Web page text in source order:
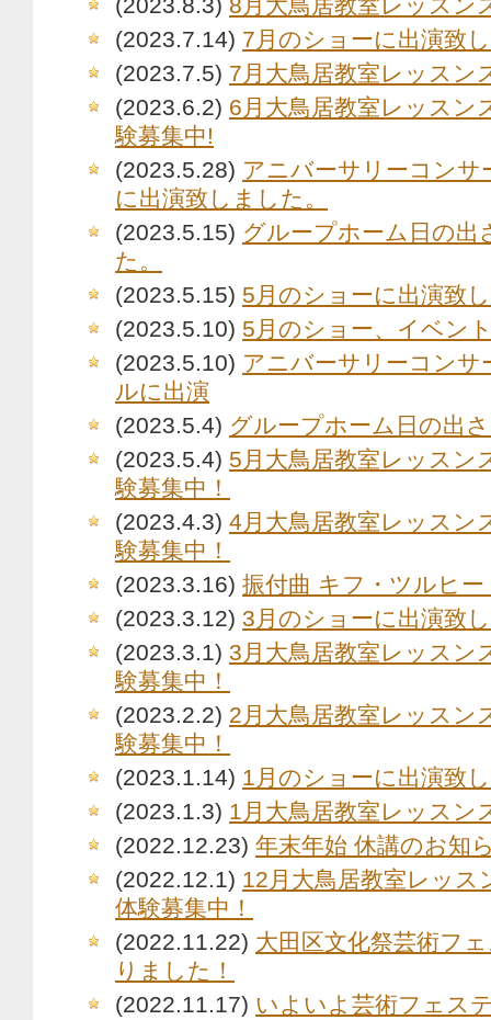
(2023.7.14) 7月のショーに出演致
(2023.7.5) 7月大鳥居教室レッスン
(2023.6.2) 6月大鳥居教室レッスン
験募集中!
(2023.5.28) アニバーサリーコンサ
に出演致しました。
(2023.5.15) グループホーム日の出
た。
(2023.5.15) 5月のショーに出演致
(2023.5.10) 5月のショー、イベン
(2023.5.10) アニバーサリーコンサ
ルに出演
(2023.5.4) グループホーム日の出
(2023.5.4) 5月大鳥居教室レッスン
験募集中！
(2023.4.3) 4月大鳥居教室レッスン
験募集中！
(2023.3.16) 振付曲 キフ・ツルヒー
(2023.3.12) 3月のショーに出演致
(2023.3.1) 3月大鳥居教室レッスン
験募集中！
(2023.2.2) 2月大鳥居教室レッスン
験募集中！
(2023.1.14) 1月のショーに出演致
(2023.1.3) 1月大鳥居教室レッスン
(2022.12.23) 年末年始 休講のお知
(2022.12.1) 12月大鳥居教室レッス
体験募集中！
(2022.11.22) 大田区文化祭芸術フ
りました！
(2022.11.17) いよいよ芸術フェス